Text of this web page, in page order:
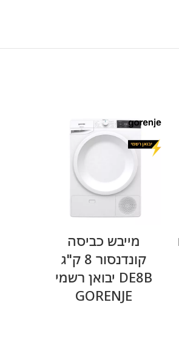
מייבש כביסה
קונדנסור 8 ק"ג
DE8B יבואן רשמי
GORENJE